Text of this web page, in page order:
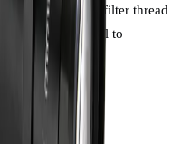
adds a filter thread
thread model to